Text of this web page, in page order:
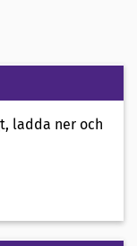
ladda ner och